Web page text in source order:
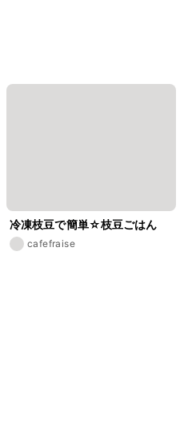
冷凍枝豆で簡単☆枝豆ごはん
cafefraise